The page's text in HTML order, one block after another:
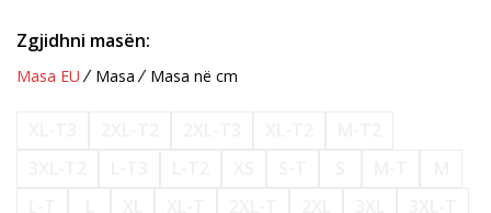
Zgjidhni masën:
Masa EU Masa Masa në cm